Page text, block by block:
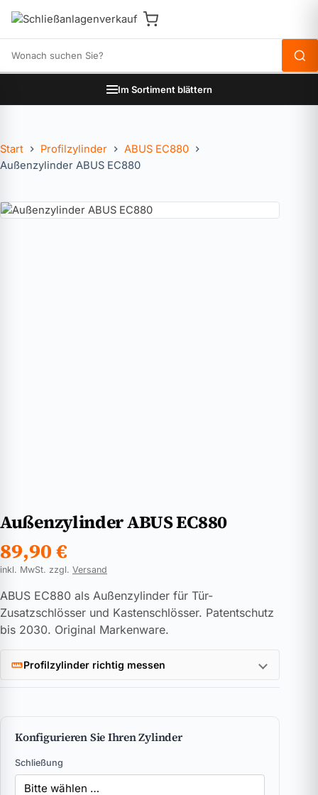
Im Sortiment blättern
Start Profilzylinder
ABUS EC880
Außenzylinder ABUS EC880
Außenzylinder ABUS EC880
89,90€
inkl. MwSt. zzgl. Versand
ABUS EC880 als Außenzylinder für Tür-
Zusatzschlösser und Kastenschlösser. Patentschutz
bis 2030. Original Markenware.
Profilzylinder richtig messen
Konfigurieren Sie Ihren Zylinder
Schließung